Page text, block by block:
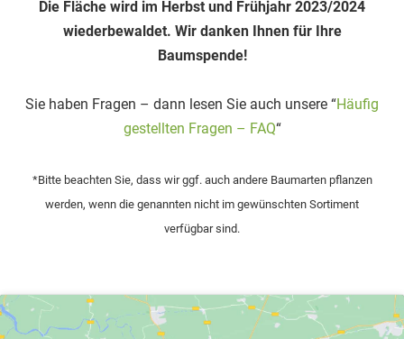
Die Fläche wird im Herbst und Frühjahr 2023/2024
wiederbewaldet. Wir danken Ihnen für Ihre
Baumspende!
Sie haben Fragen – dann lesen Sie auch unsere “Häufig
gestellten Fragen – FAQ“
*Bitte beachten Sie, dass wir ggf. auch andere Baumarten pflanzen
werden, wenn die genannten nicht im gewünschten Sortiment
verfügbar sind.